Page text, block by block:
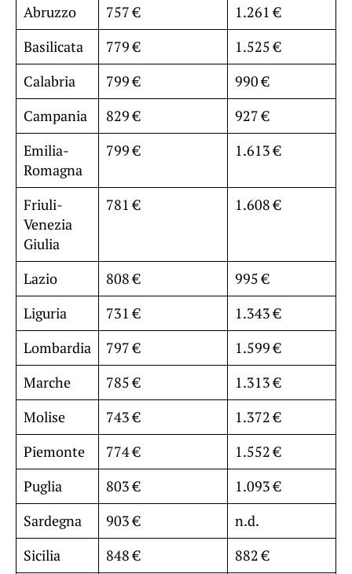
Abruzzo
757 €
1.261 €
Basilicata
779 €
1.525 €
Calabria
799 €
990 €
Campania
829 €
927 €
Emilia-
Romagna
799 € 1.613 €
Friuli-
Venezia
Giulia
781 € 1.608 €
Lazio 808 €
995 €
Liguria
731 €
1.343 €
Lombardia
797 €
1.599 €
Marche
785 €
1.313 €
Molise
743 €
1.372 €
Piemonte
774 €
1.552 €
Puglia
803 €
1.093 €
Sardegna
903 €
n.d.
Sicilia
848 €
882 €